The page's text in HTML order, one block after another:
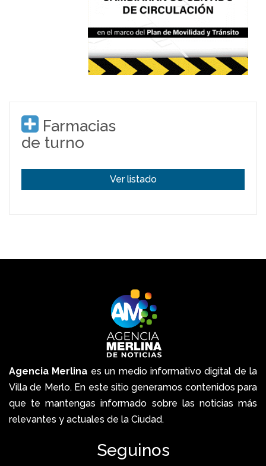
Farmacias
de turno
Ver listado
Agencia Merlina es un medio informativo digital de la
Villa de Merlo. En este sitio generamos contenidos para
que te mantengas informado sobre las noticias más
relevantes y actuales de la Ciudad.
Seguinos